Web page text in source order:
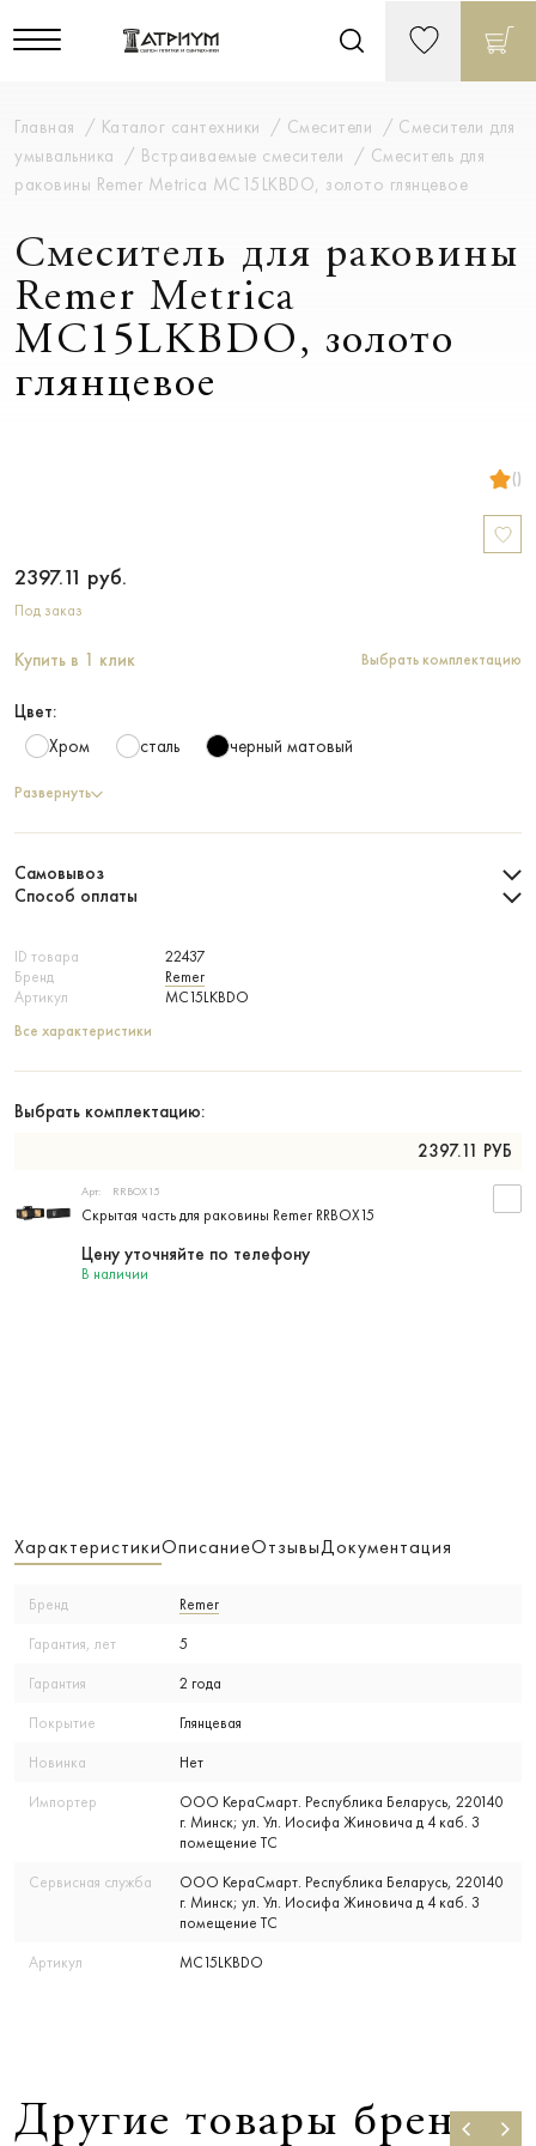
Главная Каталог сантехники Смесители
Смесители для
умывальника
Встраиваемые смесители
Смеситель для
раковины Remer Metrica MC15LKBDO, золото глянцевое
Смеситель для раковины
Remer Metrica
MC15LKBDO, золото
глянцевое
()
ID товара
22437
Бренд
Remer
Артикул
MC15LKBDO
Все характеристики
Выбрать комплектацию:
2397.11 РУБ
Скрытая часть для раковины Remer RRBOX15
Арт: RRBOX15
В наличии
Цену уточняйте по телефону
2397.11 руб.
Под заказ
Купить в 1 клик Выбрать комплектацию
Цвет:
Хром
сталь черный матовый
Развернуть
Самовывоз
Способ оплаты
ХарактеристикиОписаниеОтзывыДокументация
Бренд Remer
Гарантия, лет 5
Гарантия 2 года
Покрытие Глянцевая
Новинка Нет
Импортер
ООО КераСмарт. Республика Беларусь, 220140
г. Минск; ул. Ул. Иосифа Жиновича д 4 каб. 3
помещение ТС
Сервисная служба
ООО КераСмарт. Республика Беларусь, 220140
г. Минск; ул. Ул. Иосифа Жиновича д 4 каб. 3
помещение ТС
Артикул MC15LKBDO
Другие товары бренда